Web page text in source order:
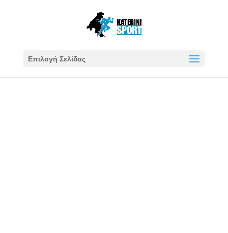
Επιλογή Σελίδας